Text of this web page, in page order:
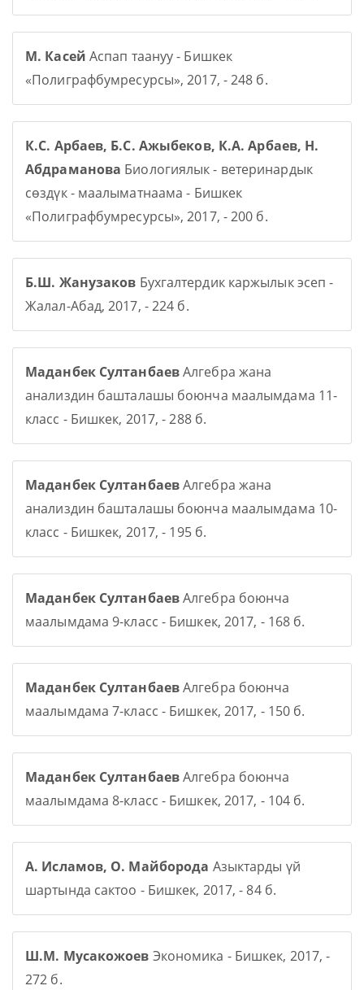
М. Касей Аспап таануу - Бишкек
«Полиграфбумресурсы», 2017, - 248 б.
К.С. Арбаев, Б.С. Ажыбеков, К.А. Арбаев, Н.
Абдраманова Биологиялык - ветеринардык
сөздүк - маалыматнаама - Бишкек
«Полиграфбумресурсы», 2017, - 200 б.
Б.Ш. Жанузаков Бухгалтердик каржылык эсеп -
Жалал-Абад, 2017, - 224 б.
Маданбек СултанбаевАлгебра жана
анализдин башталашы боюнча маалымдама 11-
класс - Бишкек, 2017, - 288 б.
Маданбек СултанбаевАлгебра жана
анализдин башталашы боюнча маалымдама 10-
класс - Бишкек, 2017, - 195 б.
Маданбек СултанбаевАлгебра боюнча
маалымдама 9-класс - Бишкек, 2017, - 168 б.
Маданбек СултанбаевАлгебра боюнча
маалымдама 7-класс - Бишкек, 2017, - 150 б.
Маданбек СултанбаевАлгебра боюнча
маалымдама 8-класс - Бишкек, 2017, - 104 б.
А. Исламов, О. Майборода Азыктарды үй
шартында сактоо - Бишкек, 2017, - 84 б.
Ш.М. Мусакожоев Экономика - Бишкек, 2017, -
272 б.